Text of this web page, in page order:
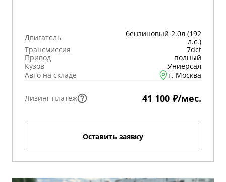
Двигатель
бензиновый 2.0л (192
л.с.)
Трансмиссия
7dct
Привод
полный
Кузов
Униерсал
Авто на складе
г. Москва
Лизинг платеж 41 100 ₽/мес.
Оставить заявку